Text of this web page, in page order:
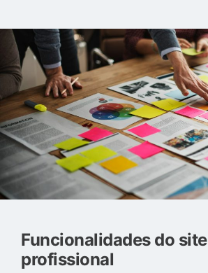
Funcionalidades do site
profissional